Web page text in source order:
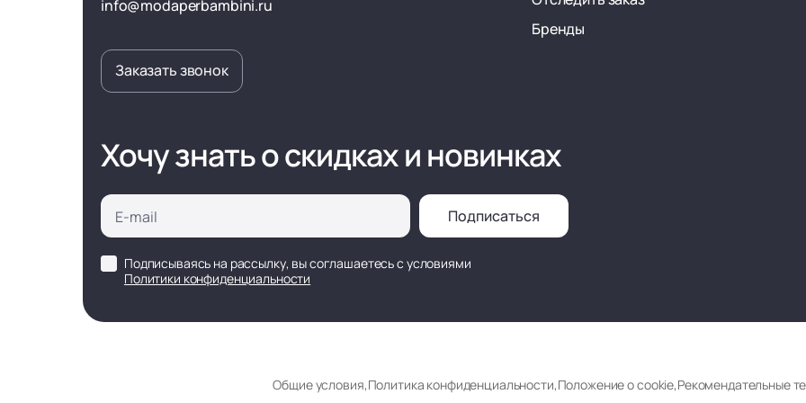
info@modaperbambini.ru
Заказать звонок
Бренды
Хочу знать о скидках и новинках
Подписаться
Подписываясь на рассылку, вы соглашаетесь с условиями
Политики конфиденциальности
Общие условия,Политика конфиденциальности,Положение о cookie,Рекомендательные